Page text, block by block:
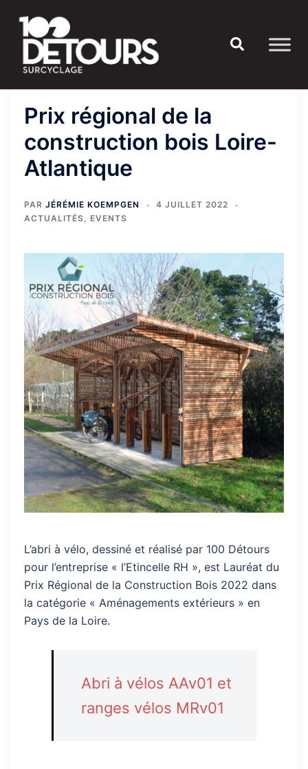
contenu
Rechercher
Prix régional de la
construction bois Loire-
Atlantique
PAR JÉRÉMIE KOEMPGEN
4 JUILLET 2022
ACTUALITÉS, EVENTS
L’abri à vélo, dessiné et réalisé par 100 Détours
pour l’entreprise « l’Etincelle RH », est Lauréat du
Prix Régional de la Construction Bois 2022 dans
la catégorie « Aménagements extérieurs » en
Pays de la Loire.
Abri à vélos AAv01 et
ranges vélos MRv01